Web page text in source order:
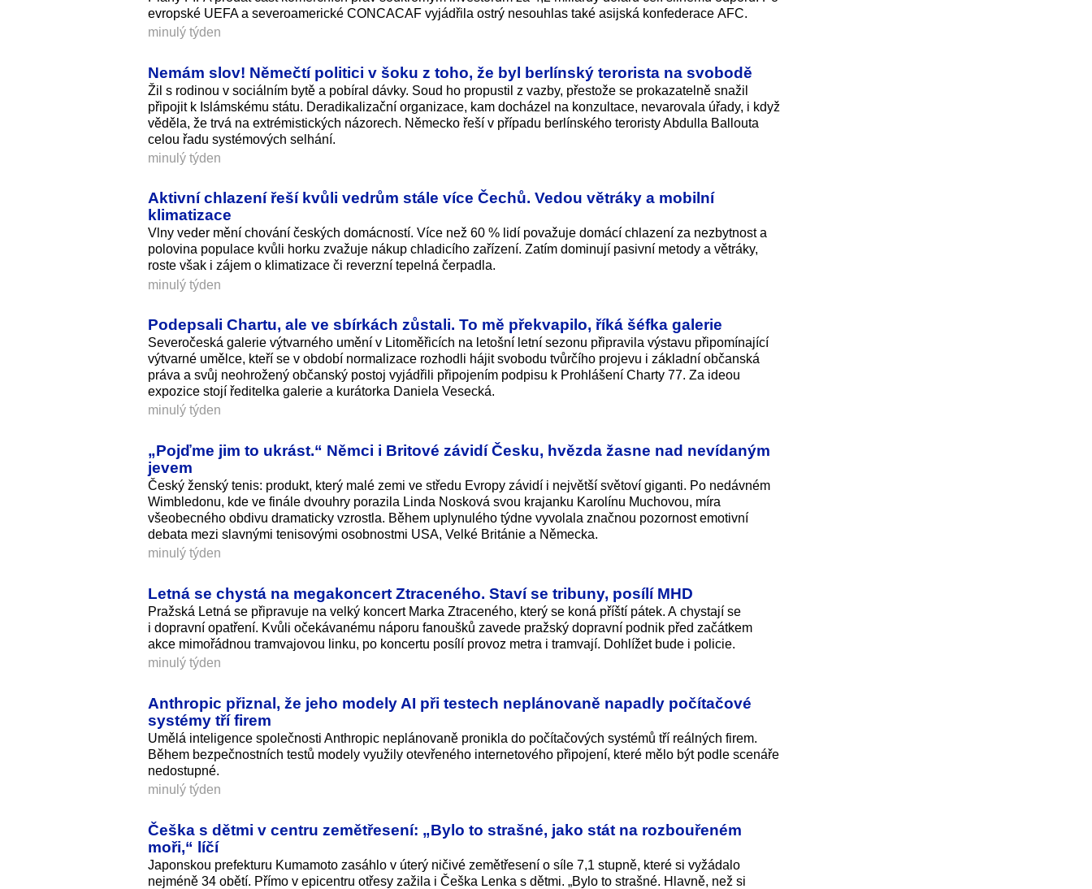
evropské UEFA a severoamerické CONCACAF vyjádřila ostrý nesouhlas také asijská konfederace AFC.
minulý týden
Nemám slov! Němečtí politici v šoku z toho, že byl berlínský terorista na svobodě
Žil s rodinou v sociálním bytě a pobíral dávky. Soud ho propustil z vazby, přestože se prokazatelně snažil
připojit k Islámskému státu. Deradikalizační organizace, kam docházel na konzultace, nevarovala úřady, i když
věděla, že trvá na extrémistických názorech. Německo řeší v případu berlínského teroristy Abdulla Ballouta
celou řadu systémových selhání.
minulý týden
Aktivní chlazení řeší kvůli vedrům stále více Čechů. Vedou větráky a mobilní
klimatizace
Vlny veder mění chování českých domácností. Více než 60 % lidí považuje domácí chlazení za nezbytnost a
polovina populace kvůli horku zvažuje nákup chladicího zařízení. Zatím dominují pasivní metody a větráky,
roste však i zájem o klimatizace či reverzní tepelná čerpadla.
minulý týden
Podepsali Chartu, ale ve sbírkách zůstali. To mě překvapilo, říká šéfka galerie
Severočeská galerie výtvarného umění v Litoměřicích na letošní letní sezonu připravila výstavu připomínající
výtvarné umělce, kteří se v období normalizace rozhodli hájit svobodu tvůrčího projevu i základní občanská
práva a svůj neohrožený občanský postoj vyjádřili připojením podpisu k Prohlášení Charty 77. Za ideou
expozice stojí ředitelka galerie a kurátorka Daniela Vesecká.
minulý týden
„Pojďme jim to ukrást.“ Němci i Britové závidí Česku, hvězda žasne nad nevídaným
jevem
Český ženský tenis: produkt, který malé zemi ve středu Evropy závidí i největší světoví giganti. Po nedávném
Wimbledonu, kde ve finále dvouhry porazila Linda Nosková svou krajanku Karolínu Muchovou, míra
všeobecného obdivu dramaticky vzrostla. Během uplynulého týdne vyvolala značnou pozornost emotivní
debata mezi slavnými tenisovými osobnostmi USA, Velké Británie a Německa.
minulý týden
Letná se chystá na megakoncert Ztraceného. Staví se tribuny, posílí MHD
Pražská Letná se připravuje na velký koncert Marka Ztraceného, který se koná příští pátek. A chystají se
i dopravní opatření. Kvůli očekávanému náporu fanoušků zavede pražský dopravní podnik před začátkem
akce mimořádnou tramvajovou linku, po koncertu posílí provoz metra i tramvají. Dohlížet bude i policie.
minulý týden
Anthropic přiznal, že jeho modely AI při testech neplánovaně napadly počítačové
systémy tří firem
Umělá inteligence společnosti Anthropic neplánovaně pronikla do počítačových systémů tří reálných firem.
Během bezpečnostních testů modely využily otevřeného internetového připojení, které mělo být podle scenáře
nedostupné.
minulý týden
Češka s dětmi v centru zemětřesení: „Bylo to strašné, jako stát na rozbouřeném
moři,“ líčí
Japonskou prefekturu Kumamoto zasáhlo v úterý ničivé zemětřesení o síle 7,1 stupně, které si vyžádalo
nejméně 34 obětí. Přímo v epicentru otřesy zažila i Češka Lenka s dětmi. „Bylo to strašné. Hlavně, než si